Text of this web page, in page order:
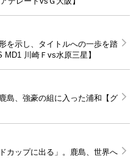
を示し、タイトルへの一歩を踏
川崎Ｆvs水原三星】
島、強豪の組に入った浦和【グ
カップに出る」。鹿島、世界へ